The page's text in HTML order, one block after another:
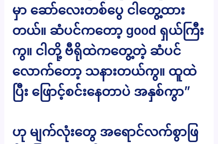
မှာ ဆော်လေးတစ်ပွေ ငါတွေ့ထား
တယ်။ ဆံပင်ကတော့ good ရှယ်ကြီး
ကွ။ ငါတို့ ဗီရိုထဲကတွေ့တဲ့ ဆံပင်
လောက်တော့ သနားတယ်ကွ။ ထူထဲ
ပြီး ဖြောင့်စင်းနေတာပဲ အနှစ်ကွာ”
ဟု မျက်လုံးတွေ အရောင်လက်စွာဖြ